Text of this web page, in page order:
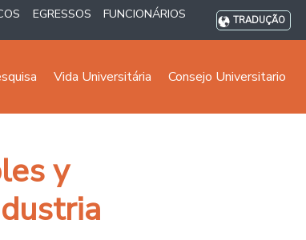
EGRESSOS FUNCIONÁRIOS TRADUÇÃO
Vida Universitária Consejo Universitario
y